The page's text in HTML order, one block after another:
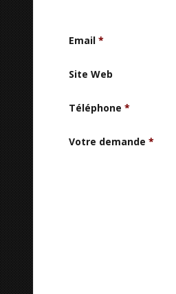
Email *
Site Web
Téléphone *
Votre demande *